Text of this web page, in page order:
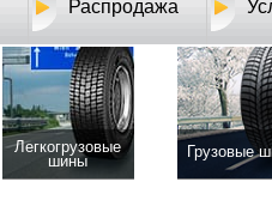
Распродажа
Легкогрузовые
шины
Грузовые